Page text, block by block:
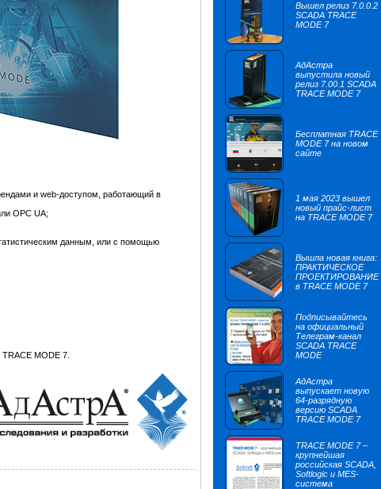
и web-доступом, работающий в
OPC UA;
данным, или с помощью
MODE 7.
Вышел релиз 7.0.0.2
SCADA TRACE
MODE 7
АдАстра
выпустила новый
релиз 7.00.1 SCADA
TRACE MODE 7
Бесплатная TRACE
MODE 7 на новом
сайте
1 мая 2023 вышел
новый прайс-лист
на TRACE MODE 7
Вышла новая книга:
ПРАКТИЧЕСКОЕ
ПРОЕКТИРОВАНИЕ
в TRACE MODE 7
Подписывайтесь
на официальный
Телеграм-канал
SCADA TRACE
MODE
АдАстра
выпускает новую
64-разрядную
версию SCADA
TRACE MODE 7
TRACE MODE 7 –
крупнейшая
российская SCADA,
Softlogic и MES-
система